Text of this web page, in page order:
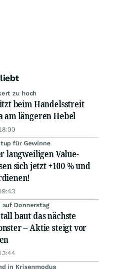
zu hoch
beim Handelsstreit
am längeren Hebel
für Gewinne
langweiligen Value-
sich jetzt +100 % und
auf Donnerstag
baut das nächste
– Aktie steigt vor
in Krisenmodus